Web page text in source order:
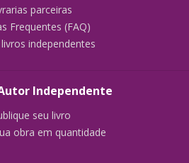
parceiras
Frequentes (FAQ)
independentes
Independente
seu livro
obra em quantidade